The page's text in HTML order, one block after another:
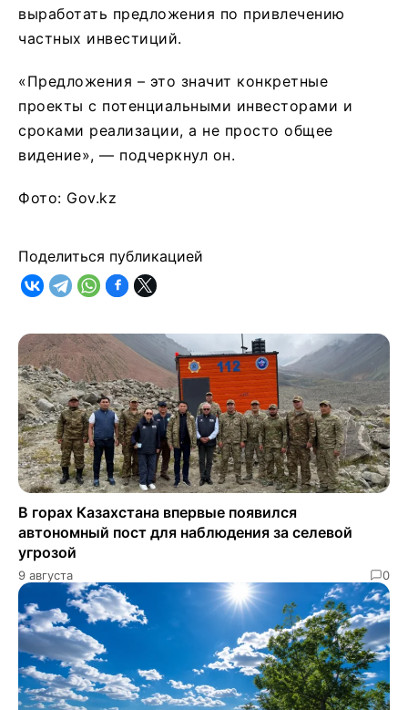
выработать предложения по привлечению
частных инвестиций.
«Предложения – это значит конкретные
проекты с потенциальными инвесторами и
сроками реализации, а не просто общее
видение», — подчеркнул он.
Фото: Gov.kz
Поделиться публикацией
В горах Казахстана впервые появился
автономный пост для наблюдения за селевой
угрозой
9 августа 0